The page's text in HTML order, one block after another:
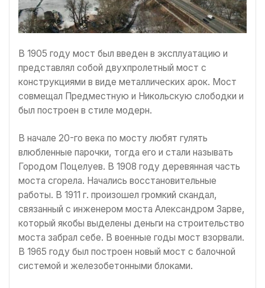
В 1905 году мост был введен в эксплуатацию и
представлял собой двухпролетный мост с
конструкциями в виде металлических арок. Мост
совмещал Предместную и Никольскую слободки и
был построен в стиле модерн.
В начале 20-го века по мосту любят гулять
влюбленные парочки, тогда его и стали называть
Городом Поцелуев. В 1908 году деревянная часть
моста сгорела. Начались восстановительные
работы. В 1911 г. произошел громкий скандал,
связанный с инженером моста Александром Зарве,
который якобы выделены деньги на строительство
моста забрал себе. В военные годы мост взорвали.
В 1965 году был построен новый мост с балочной
системой и железобетонными блоками.